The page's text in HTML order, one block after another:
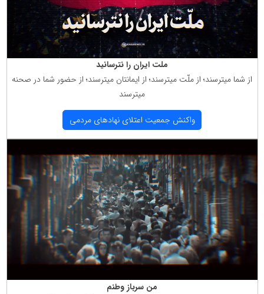
ملت ایران را نترسانید
از شما میترسند؛ از ملّت میترسند؛ از ایمانتان میترسند؛ از حضور شما در صحنه
میترسند
واكنش جمعیت اعتلای نهادهای مردمی
من سرباز وطنم